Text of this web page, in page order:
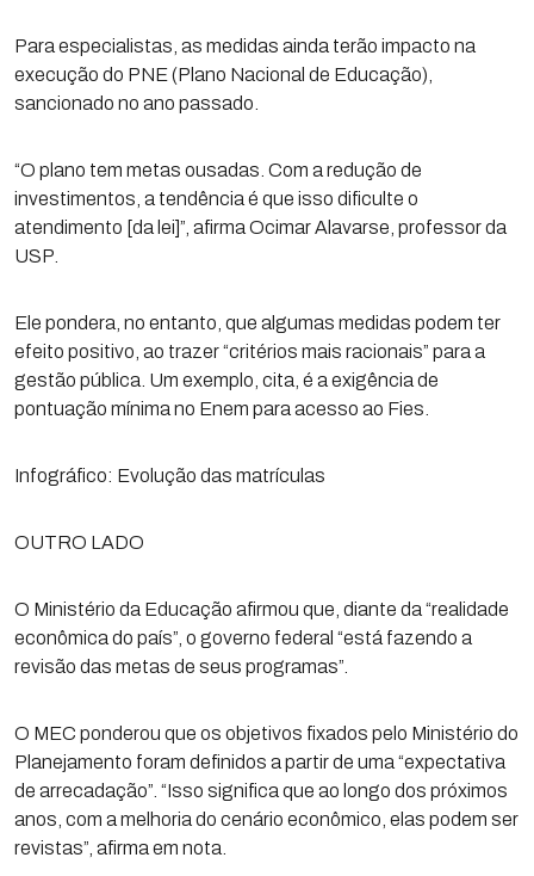
Para especialistas, as medidas ainda terão impacto na
execução do PNE (Plano Nacional de Educação),
sancionado no ano passado.
“O plano tem metas ousadas. Com a redução de
investimentos, a tendência é que isso dificulte o
atendimento [da lei]”, afirma Ocimar Alavarse, professor da
USP.
Ele pondera, no entanto, que algumas medidas podem ter
efeito positivo, ao trazer “critérios mais racionais” para a
gestão pública. Um exemplo, cita, é a exigência de
pontuação mínima no Enem para acesso ao Fies.
Infográfico: Evolução das matrículas
OUTRO LADO
O Ministério da Educação afirmou que, diante da “realidade
econômica do país”, o governo federal “está fazendo a
revisão das metas de seus programas”.
O MEC ponderou que os objetivos fixados pelo Ministério do
Planejamento foram definidos a partir de uma “expectativa
de arrecadação”. “Isso significa que ao longo dos próximos
anos, com a melhoria do cenário econômico, elas podem ser
revistas”, afirma em nota.